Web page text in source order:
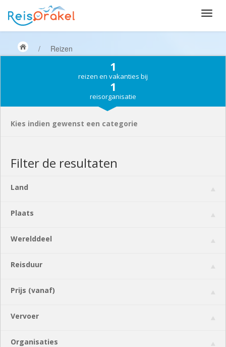
/ Reizen
1
reizen en vakanties bij
1
reisorganisatie
Kies indien gewenst een categorie
Filter de resultaten
Land
Plaats
Werelddeel
Reisduur
Prijs (vanaf)
Vervoer
Organisaties